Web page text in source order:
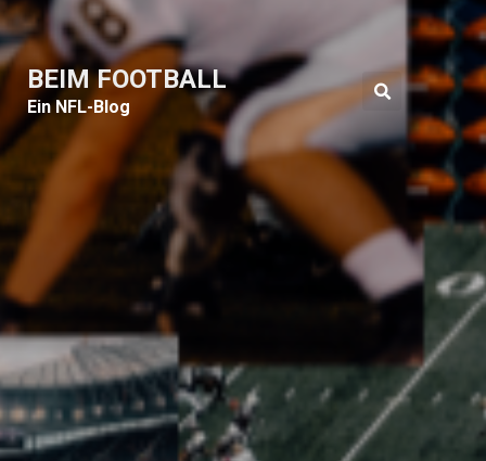
BEIM FOOTBALL
Ein NFL-Blog